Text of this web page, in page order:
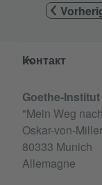
Service-
Контакт
Goethe-Institut
"Mein Weg
Oskar-von-
80333 Munich
Allemagne